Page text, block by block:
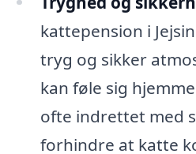
kattepension i
tryg og sikker
kan føle sig
ofte indrettet med
forhindre at katte